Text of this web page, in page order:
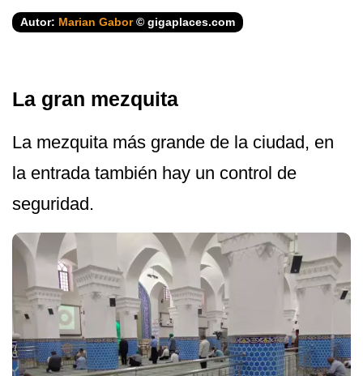
Autor: Marian Gabor© gigaplaces.com
La gran mezquita
La mezquita más grande de la ciudad, en
la entrada también hay un control de
seguridad.